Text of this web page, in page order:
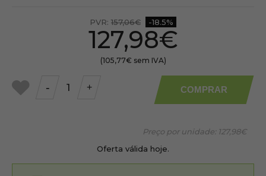
PVR: 157,06€ -18.5%
127,98€
(105,77€ sem IVA)
- + COMPRAR
Preço por unidade: 127,98€
Oferta válida hoje.